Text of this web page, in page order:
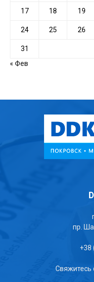
17 18 19
24 25 26
31
« Фев
пр.
+38
Свяжитесь